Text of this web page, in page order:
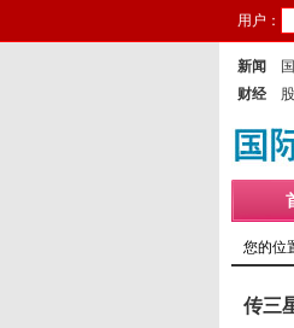
用户：
新闻
财经
您的位
传三